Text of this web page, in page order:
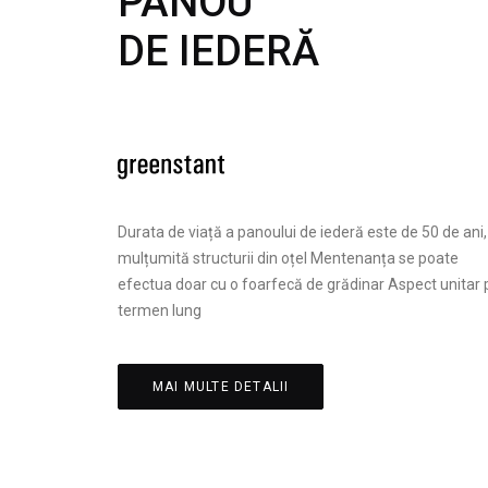
DE IEDERĂ
Durata de viață a panoului de iederă este de 50 de ani,
mulțumită structurii din oțel Mentenanța se poate
efectua doar cu o foarfecă de grădinar Aspect unitar
termen lung
MAI MULTE DETALII